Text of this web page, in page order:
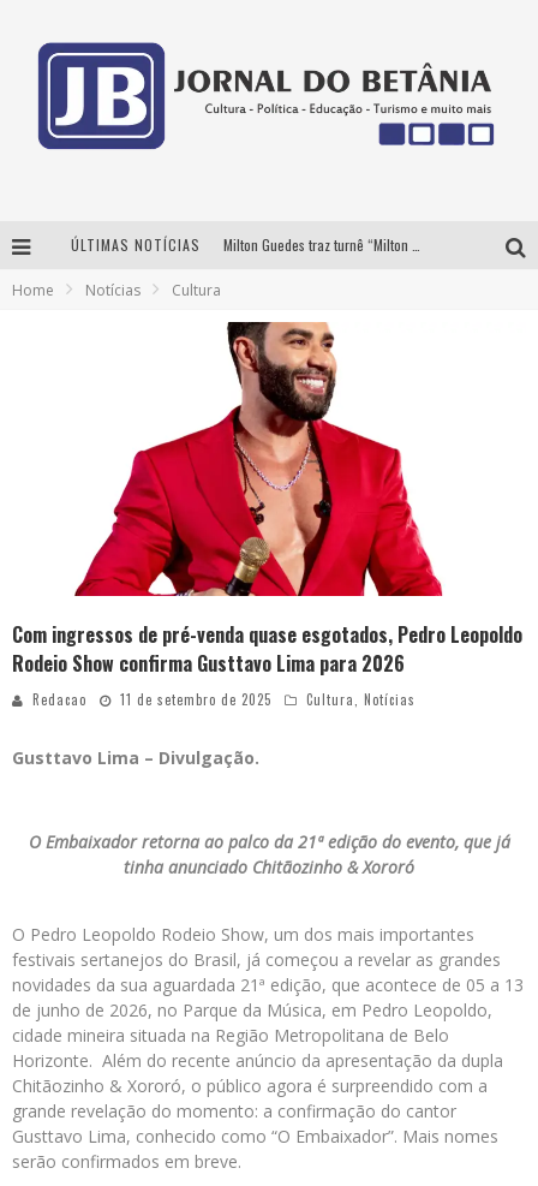
ÚLTIMAS NOTÍCIAS
Home Notícias Cultura
Com ingressos de pré-venda quase esgotados, Pedro Leopoldo
Rodeio Show confirma Gusttavo Lima para 2026
Redacao 11 de setembro de 2025 Cultura, Notícias
Gusttavo Lima – Divulgação.
O Embaixador retorna ao palco da 21ª edição do evento, que já
tinha anunciado Chitãozinho & Xororó
O Pedro Leopoldo Rodeio Show, um dos mais importantes
festivais sertanejos do Brasil, já começou a revelar as grandes
novidades da sua aguardada 21ª edição, que acontece de 05 a 13
de junho de 2026, no Parque da Música, em Pedro Leopoldo,
cidade mineira situada na Região Metropolitana de Belo
Horizonte. Além do recente anúncio da apresentação da dupla
Chitãozinho & Xororó, o público agora é surpreendido com a
grande revelação do momento: a confirmação do cantor
Gusttavo Lima, conhecido como “O Embaixador”. Mais nomes
serão confirmados em breve.